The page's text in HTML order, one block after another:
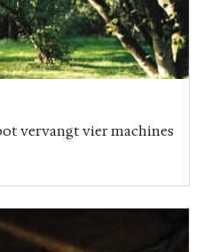
vervangt vier machines